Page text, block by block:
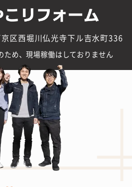
区西堀川仏光寺下ル吉水町336
ため、現場稼働はしておりません